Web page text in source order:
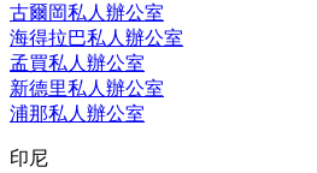
古爾岡私人辦公室
海得拉巴私人辦公室
孟買私人辦公室
新德里私人辦公室
浦那私人辦公室
印尼